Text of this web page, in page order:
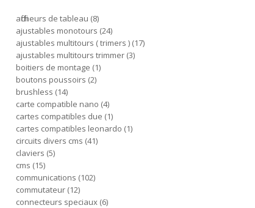
afficheurs de tableau 8
ajustables monotours 24
ajustables multitours ( trimers ) 17
ajustables multitours trimmer 3
boitiers de montage 1
boutons poussoirs 2
brushless 14
carte compatible nano 4
cartes compatibles due 1
cartes compatibles leonardo 1
circuits divers cms 41
claviers 5
cms 15
communications 102
commutateur 12
connecteurs speciaux 6